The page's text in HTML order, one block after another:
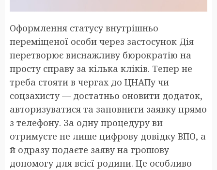
Оформлення статусу внутрішньо
переміщеної особи через застосунок Дія
перетворює виснажливу бюрократію на
просту справу за кілька кліків. Тепер не
треба стояти в чергах до ЦНАПу чи
соцзахисту — достатньо оновити додаток,
авторизуватися та заповнити заявку прямо
з телефону. За одну процедуру ви
отримуєте не лише цифрову довідку ВПО, а
й одразу подаєте заяву на грошову
допомогу для всієї родини. Це особливо